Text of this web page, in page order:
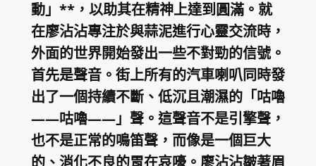
動」**，以助其在精神上達到圓滿。就
在廖沾沾專注於與蒜泥進行心靈交流時，
外面的世界開始發出一些不對勁的信號。
首先是聲音。街上所有的汽車喇叭同時發
出了一個持續不斷、低沉且潮濕的「咕嚕
——咕嚕——」聲。這聲音不是引擎聲，
也不是正常的鳴笛聲，而像是一個巨大